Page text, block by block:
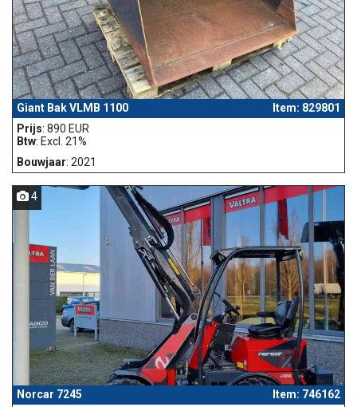
Giant Bak VLMB 1100
Item: 829801
Prijs: 890 EUR
Btw: Excl. 21%
Bouwjaar: 2021
4
Norcar 7245
Item: 746162